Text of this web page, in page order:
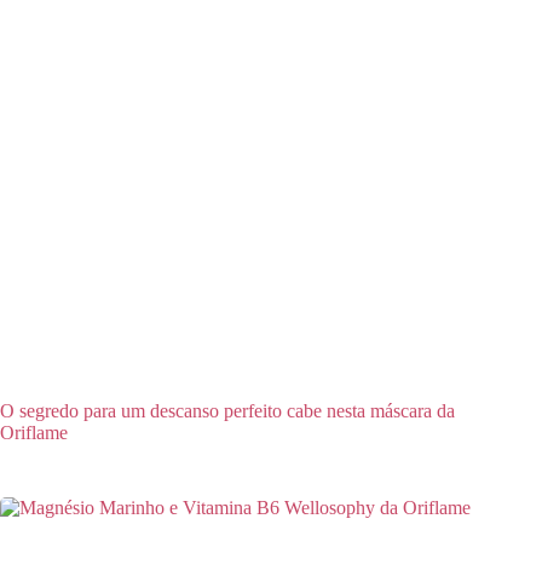
O segredo para um descanso perfeito cabe nesta máscara da
Oriflame